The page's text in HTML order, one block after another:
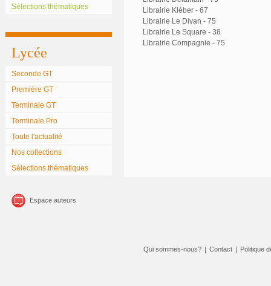
Sélections thématiques
Lycée
Seconde GT
Première GT
Terminale GT
Terminale Pro
Toute l'actualité
Nos collections
Sélections thématiques
Espace auteurs
Librairie Kléber - 67
Librairie Le Divan - 75
Librairie Le Square - 38
Librairie Compagnie - 75
Qui sommes-nous? | Contact | Politique